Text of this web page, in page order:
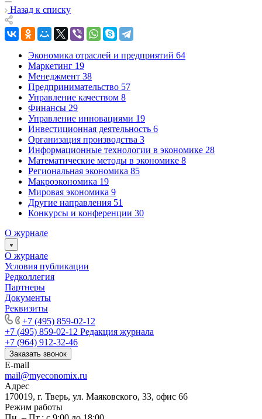
Назад к списку
Экономика отраслей и предприятий 64
Маркетинг 19
Менеджмент 38
Предпринимательство 57
Управление качеством 8
Финансы 29
Управление инновациями 19
Инвестиционная деятельность 6
Организация производства 3
Информационные технологии в экономике 28
Математические методы в экономике 8
Региональная экономика 85
Макроэкономика 19
Мировая экономика 9
Другие направления 51
Конкурсы и конференции 30
О журнале
О журнале
Условия публикации
Редколлегия
Партнеры
Документы
Реквизиты
+7 (495) 859-02-12
+7 (495) 859-02-12 Редакция журнала
+7 (964) 912-32-46
Заказать звонок
E-mail
mail@myeconomix.ru
Адрес
170019, г. Тверь, ул. Маяковского, 33, офис 66
Режим работы